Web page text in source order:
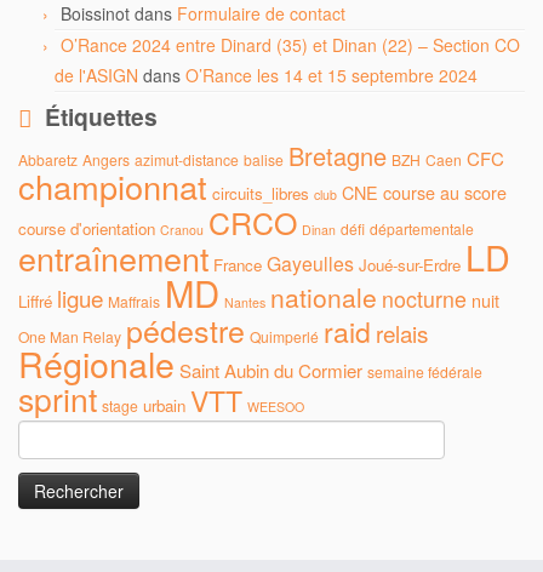
Boissinot dans Formulaire de contact
O’Rance 2024 entre Dinard (35) et Dinan (22) – Section CO
de l'ASIGN dans O’Rance les 14 et 15 septembre 2024
Étiquettes
Abbaretz Angers azimut-distance balise Bretagne BZH Caen CFC
championnat circuits_libres club CNE course au score
course d'orientation Cranou CRCO Dinan défi départementale
entraînement France Gayeulles Joué-sur-Erdre LD
Liffré ligue Maffrais MD Nantes nationale nocturne nuit
One Man Relay pédestre Quimperlé raid relais
Régionale Saint Aubin du Cormier semaine fédérale
sprint stage urbain VTT WEESOO